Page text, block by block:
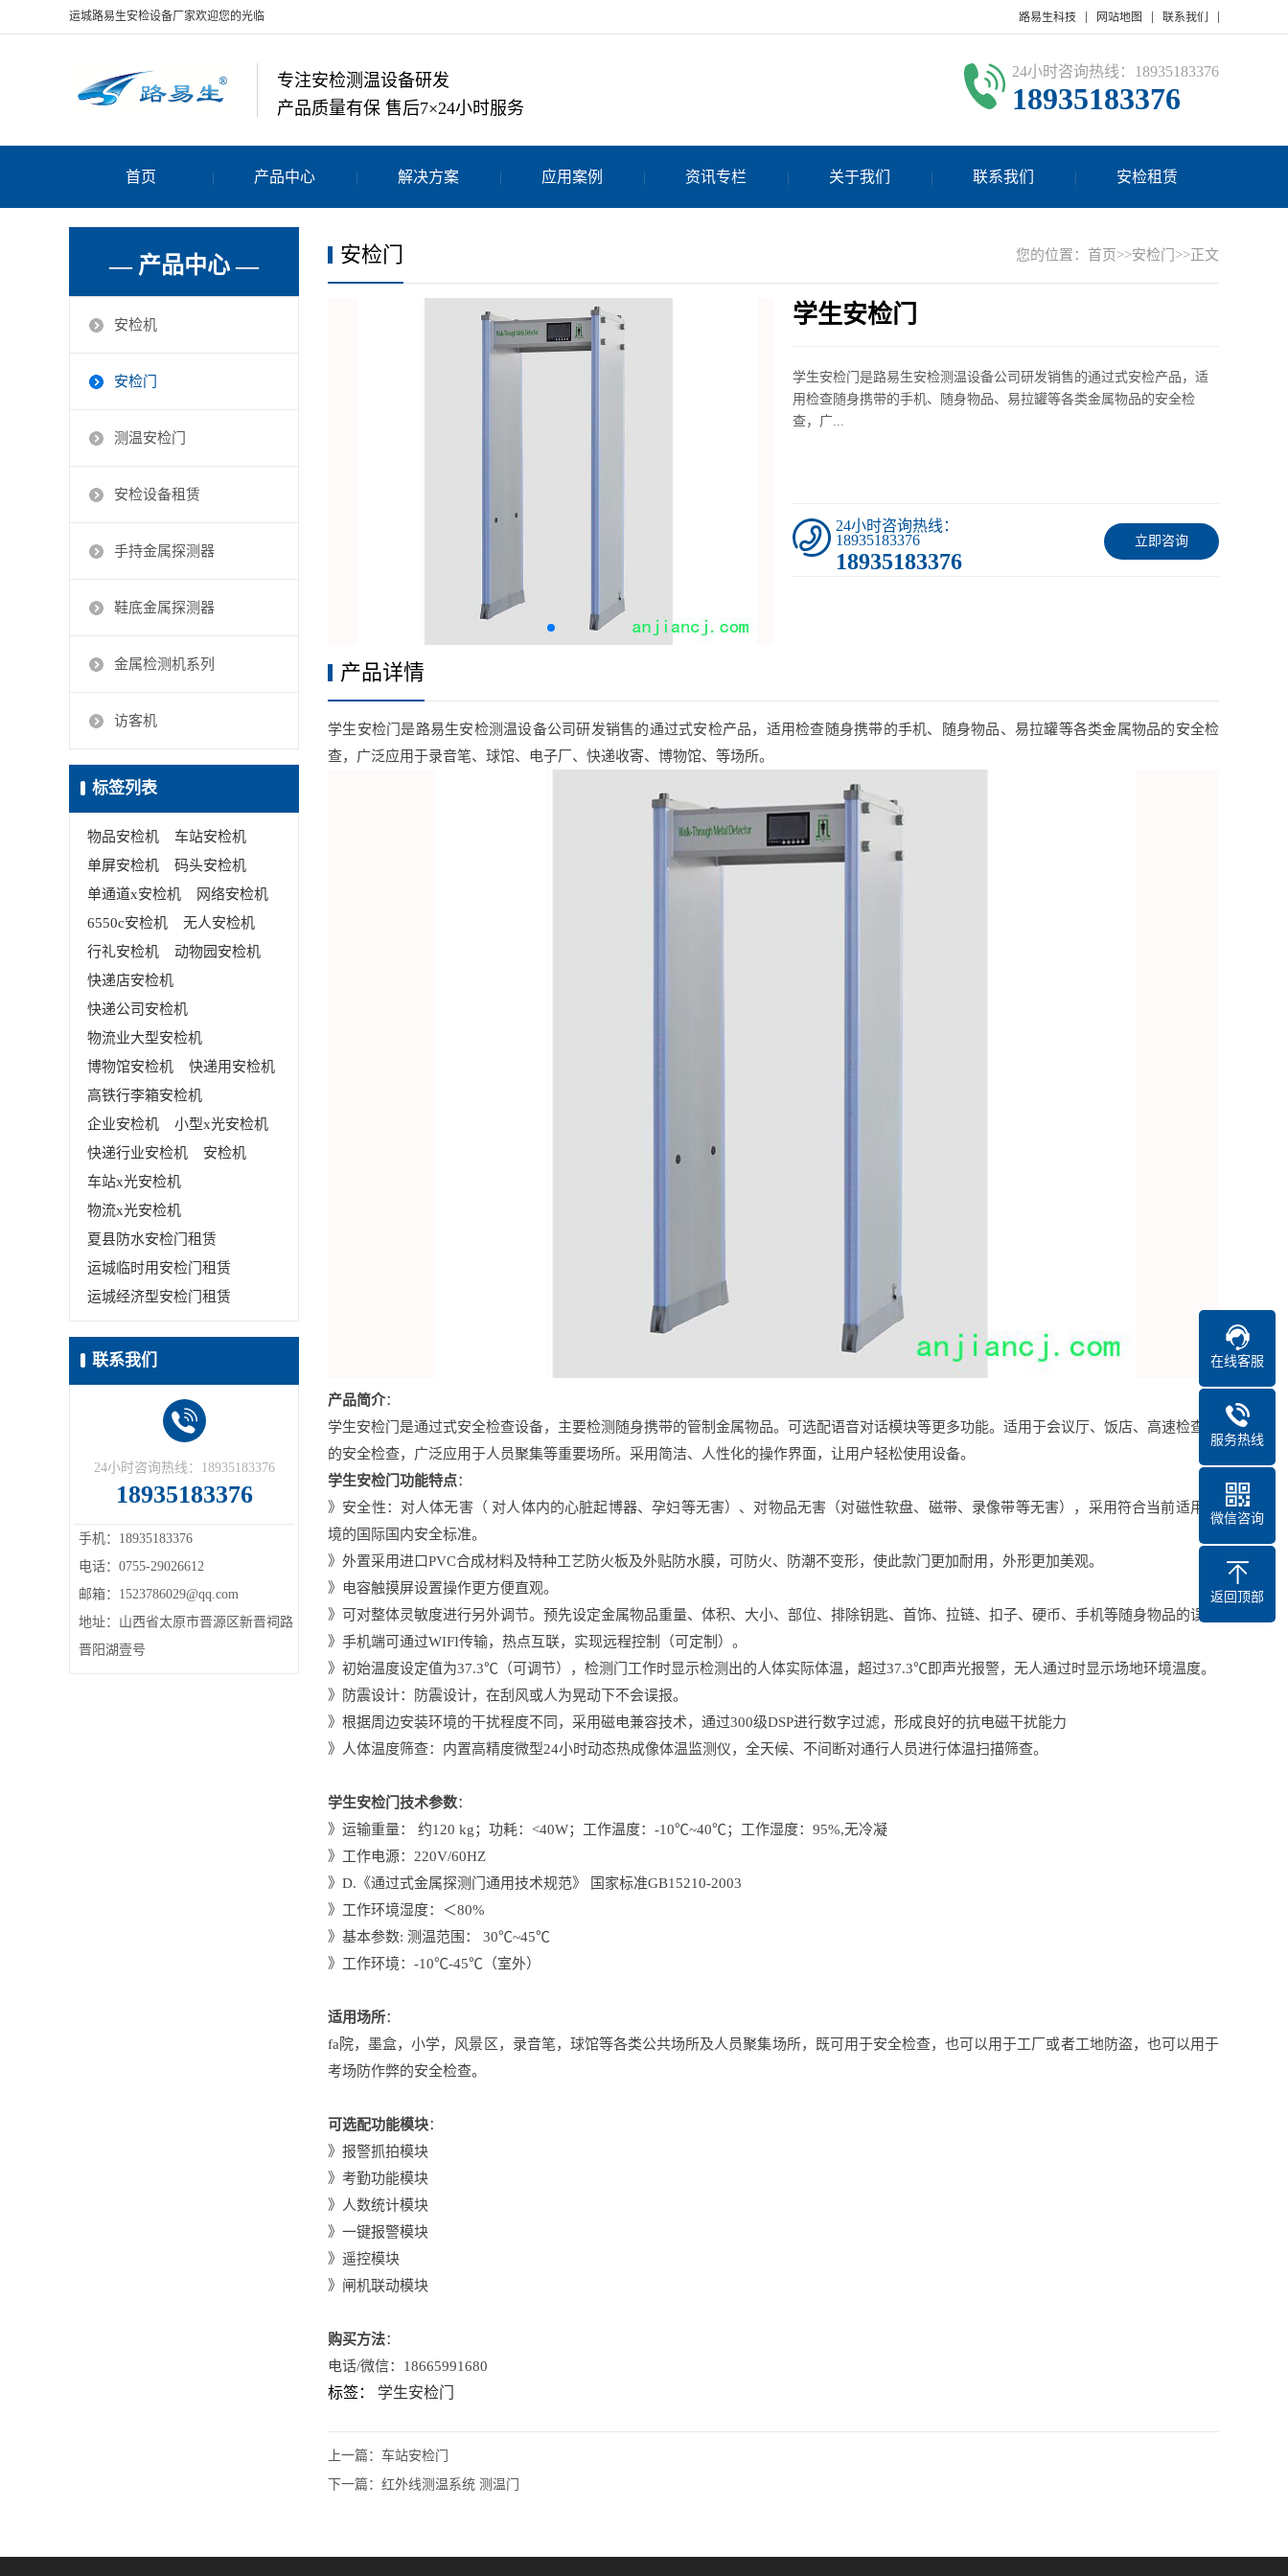
运城路易生安检设备厂家欢迎您的光临 路易生科技 网站地图 联系我们
专注安检测温设备研发
产品质量有保 售后7×24小时服务
24小时咨询热线：18935183376
18935183376
首页 产品中心 解决方案 应用案例 资讯专栏 关于我们 联系我们 安检租赁
— 产品中心 —
安检机
安检门
测温安检门
安检设备租赁
手持金属探测器
鞋底金属探测器
金属检测机系列
访客机
标签列表
物品安检机
车站安检机
单屏安检机
码头安检机
单通道x安检机
网络安检机
6550c安检机
无人安检机
行礼安检机
动物园安检机
快递店安检机
快递公司安检机
物流业大型安检机
博物馆安检机
快递用安检机
高铁行李箱安检机
企业安检机
小型x光安检机
快递行业安检机
安检机
车站x光安检机
物流x光安检机
夏县防水安检门租赁
运城临时用安检门租赁
运城经济型安检门租赁
联系我们
24小时咨询热线：18935183376
18935183376
手机：18935183376
电话：0755-29026612
邮箱：1523786029@qq.com
地址：山西省太原市晋源区新晋祠路
晋阳湖壹号
您的位置： 首页>>安检门 >>正文
安检门
学生安检门
学生安检门是路易生安检测温设备公司研发销售的通过式安检产品，适
用检查随身携带的手机、随身物品、易拉罐等各类金属物品的安全检
查，广...
立即咨询
24小时咨询热线：
18935183376
18935183376
产品详情
学生安检门是路易生安检测温设备公司研发销售的通过式安检产品，适用检查随身携带的手机、随身物品、易拉罐等各类金属物品的安全检
查，广泛应用于录音笔、球馆、电子厂、快递收寄、博物馆、等场所。
产品简介：
学生安检门是通过式安全检查设备，主要检测随身携带的管制金属物品。可选配语音对话模块等更多功能。适用于会议厅、饭店、高速检查站
的安全检查，广泛应用于人员聚集等重要场所。采用简洁、人性化的操作界面，让用户轻松使用设备。
学生安检门功能特点：
》安全性：对人体无害（ 对人体内的心脏起博器、孕妇等无害）、对物品无害（对磁性软盘、磁带、录像带等无害），采用符合当前适用环
境的国际国内安全标准。
》外置采用进口PVC合成材料及特种工艺防火板及外贴防水膜，可防火、防潮不变形，使此款门更加耐用，外形更加美观。
》电容触摸屏设置操作更方便直观。
》可对整体灵敏度进行另外调节。预先设定金属物品重量、体积、大小、部位、排除钥匙、首饰、拉链、扣子、硬币、手机等随身物品的误报
》手机端可通过WIFI传输，热点互联，实现远程控制（可定制）。
》初始温度设定值为37.3℃（可调节），检测门工作时显示检测出的人体实际体温，超过37.3℃即声光报警，无人通过时显示场地环境温度。
》防震设计：防震设计，在刮风或人为晃动下不会误报。
》根据周边安装环境的干扰程度不同，采用磁电兼容技术，通过300级DSP进行数字过滤，形成良好的抗电磁干扰能力
》人体温度筛查：内置高精度微型24小时动态热成像体温监测仪，全天候、不间断对通行人员进行体温扫描筛查。
学生安检门技术参数：
》运输重量： 约120 kg；功耗：<40W；工作温度：-10℃~40℃；工作湿度：95%,无冷凝
》工作电源：220V/60HZ
》D.《通过式金属探测门通用技术规范》 国家标准GB15210-2003
》工作环境湿度：＜80%
》基本参数: 测温范围： 30℃~45℃
》工作环境：-10℃-45℃（室外）
适用场所：
fa院，墨盒，小学，风景区，录音笔，球馆等各类公共场所及人员聚集场所，既可用于安全检查，也可以用于工厂或者工地防盗，也可以用于
考场防作弊的安全检查。
可选配功能模块：
》报警抓拍模块
》考勤功能模块
》人数统计模块
》一键报警模块
》遥控模块
》闸机联动模块
购买方法：
电话/微信：18665991680
标签： 学生安检门
上一篇： 车站安检门
下一篇： 红外线测温系统 测温门
在线客服
服务热线
微信咨询
返回顶部